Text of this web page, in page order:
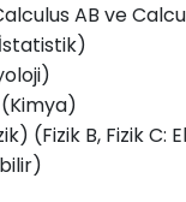
AB ve
(Fizik B, Fizik